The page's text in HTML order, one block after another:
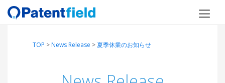
TOP >News Release >夏季休業のお知らせ